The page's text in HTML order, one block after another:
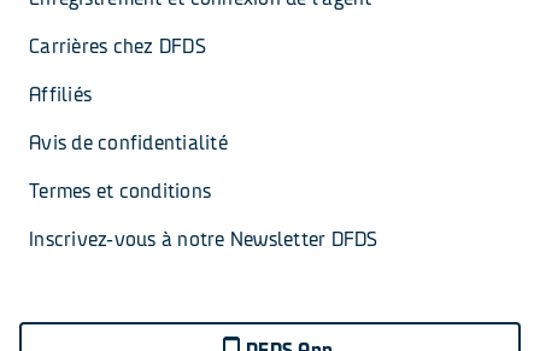
Carrières chez DFDS
Affiliés
Avis de confidentialité
Termes et conditions
Inscrivez-vous à notre Newsletter DFDS